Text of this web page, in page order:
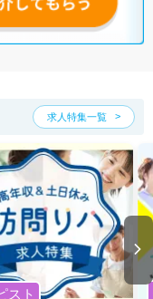
求人特集一覧
スト